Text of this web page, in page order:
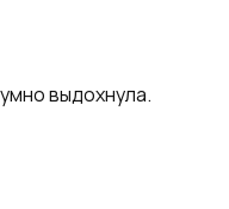
выдохнула.